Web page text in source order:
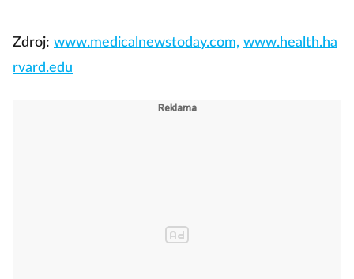
Zdroj: www.medicalnewstoday.com, www.health.ha
rvard.edu